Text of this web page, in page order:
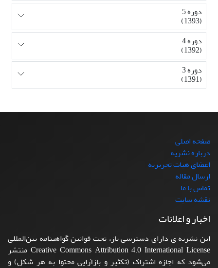
دوره 5
(1393)
دوره 4
(1392)
دوره 3
(1391)
صفحه اصلی
درباره نشریه
اعضای هیات تحریریه
ارسال مقاله
تماس با ما
نقشه سایت
اخبار و اعلانات
این نشریه ی دارای دسترسی باز، تحت قوانین گواهینامه بین‌المللی
Creative Commons Attribution 4.0 International License منتشر
می‌شود که اجازه اشتراک (تکثیر و بازآرایی محتوا به هر شکل) و